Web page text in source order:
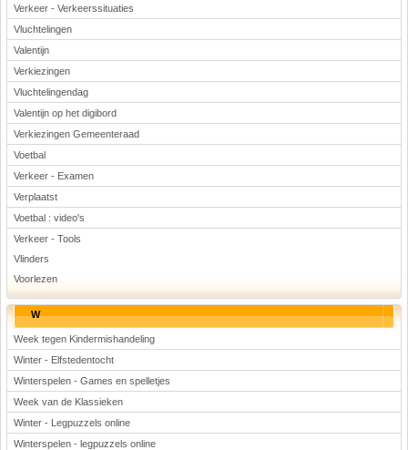
Verkeer - Verkeerssituaties
Vluchtelingen
Valentijn
Verkiezingen
Vluchtelingendag
Valentijn op het digibord
Verkiezingen Gemeenteraad
Voetbal
Verkeer - Examen
Verplaatst
Voetbal : video's
Verkeer - Tools
Vlinders
Voorlezen
W
Week tegen Kindermishandeling
Winter - Elfstedentocht
Winterspelen - Games en spelletjes
Week van de Klassieken
Winter - Legpuzzels online
Winterspelen - legpuzzels online